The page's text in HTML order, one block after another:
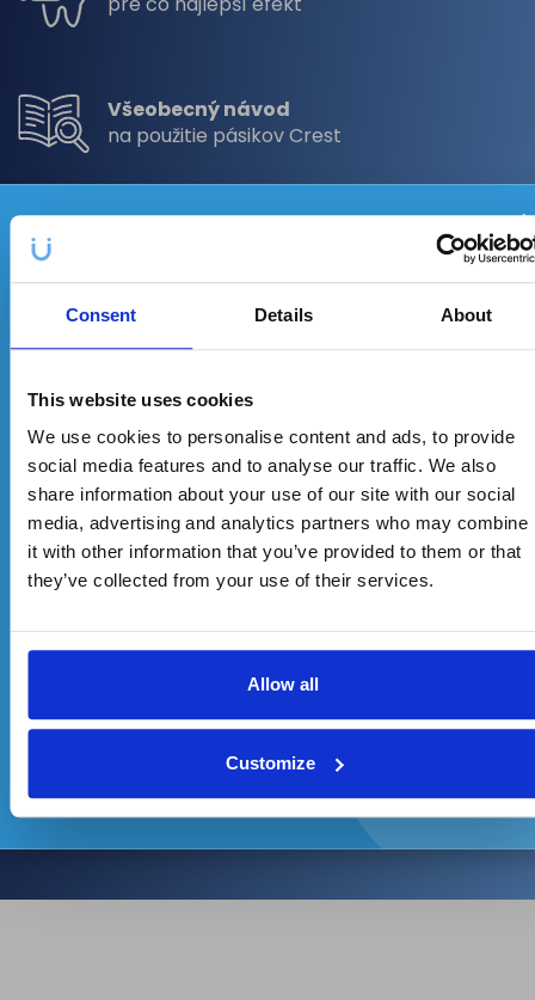
Consent Details About
This website uses cookies
We use cookies to personalise content and ads, to provide
social media features and to analyse our traffic. We also
share information about your use of our site with our social
media, advertising and analytics partners who may combine
it with other information that you’ve provided to them or that
they’ve collected from your use of their services.
Allow all
Customize
Všeobecný návod
na použitie pásikov Crest
Každý mesiac môžete vyhrať3
produktyz našej ponuky!
Zadajte svoj e-mail a ste v hre.
reklamných oznámení